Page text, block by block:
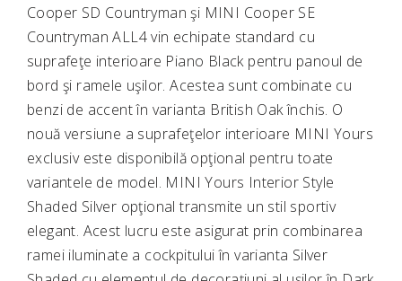
Cooper SD Countryman şi MINI Cooper SE
Countryman ALL4 vin echipate standard cu
suprafeţe interioare Piano Black pentru panoul de
bord şi ramele uşilor. Acestea sunt combinate cu
benzi de accent în varianta British Oak închis. O
nouă versiune a suprafeţelor interioare MINI Yours
exclusiv este disponibilă opţional pentru toate
variantele de model. MINI Yours Interior Style
Shaded Silver opţional transmite un stil sportiv
elegant. Acest lucru este asigurat prin combinarea
ramei iluminate a cockpitului în varianta Silver